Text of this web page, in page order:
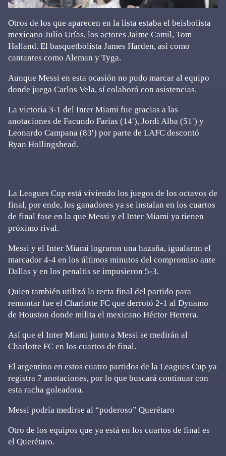
Otros de los que aparecen en la lista estaba el beisbolista
mexicano Julio Urías, los actores Jaime Camil, Tom
Halland. El basquetbolista James Harden, así como
cantantes como Aleman y Tyga.
Aunque Messi en esta ocasión no pudo marcar al equipo
donde juega Carlos Vela, sí colaboró con asistencias.
La victoria 3-1 del Inter Miami fue gracias a las
anotaciones de Facundo Farías (14′), Jordi Alba (51′) y
Leonardo Campana (83′) por parte de LAFC descontó
Ryan Hollingshead.
La Leagues Cup está viviendo los juegos de los octavos de
final, por ende, los ganadores ya se instalan en los cuartos
de final fase en la que Messi y el Inter Miami ya tienen
próximo rival.
Messi y el Inter Miami lograron una hazaña, igualaron el
marcador 4-4 en los últimos minutos del compromiso ante
Dallas y en los penaltis se impusieron 5-3.
Quien también utilizó la recta final del partido para
remontar fue el Charlotte FC que derrotó 2-1 al Dynamo
de Houston donde milita el mexicano Héctor Herrera.
Así que el Inter Miami junto a Messi se medirán al
Charlotte FC en los cuartos de final.
El argentino en estos cuatro partidos de la Leagues Cup ya
registra 7 anotaciones, por lo que buscará continuar con
esta racha goleadora.
Messi podría medirse al “poderoso” Querétaro
Otro de los equipos que ya está en los cuartos de final es
el Querétaro.